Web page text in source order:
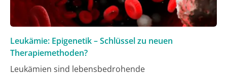
aufgezeigt.
Leukämie: Epigenetik – Schlüssel zu neuen
Therapiemethoden?
Leukämien sind lebensbedrohende